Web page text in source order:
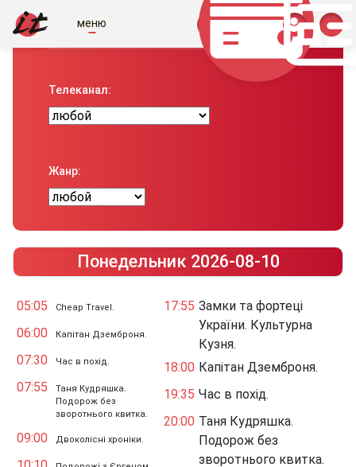
меню
Телепрограма вiд IT
Телеканал:
Жанр:
Понедельник 2026-08-10
05:05 Cheap Travel.
06:00 Капітан Дземброня.
07:30 Час в похід.
07:55
Таня Кудряшка.
Подорож без
зворотнього квитка.
09:00 Двоколісні хроніки.
17:55 Замки та фортеці
України. Культурна
Кузня.
18:00 Капітан Дземброня.
19:35 Час в похід.
20:00 Таня Кудряшка.
Подорож без
зворотнього квитка.